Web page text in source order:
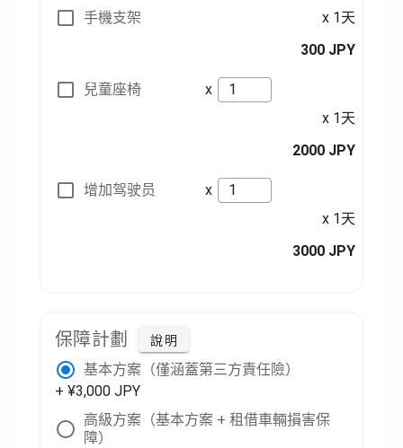
手機支架
x 1天
300 JPY
兒童座椅
x
x 1天
2000 JPY
增加驾驶员
x
x 1天
3000 JPY
保障計劃 說明
基本方案（僅涵蓋第三方責任險）
+ ¥3,000 JPY
高級方案（基本方案 + 租借車輛損害保
障）